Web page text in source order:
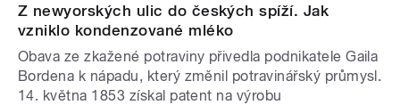
Z newyorských ulic do českých spíží. Jak
vzniklo kondenzované mléko
Obava ze zkažené potraviny přivedla podnikatele Gaila
Bordena k nápadu, který změnil potravinářský průmysl.
14. května 1853 získal patent na výrobu